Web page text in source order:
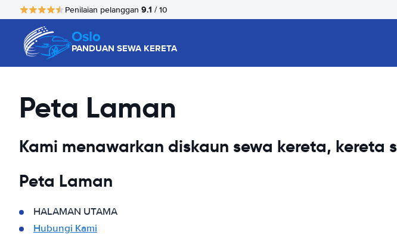
Penilaian pelanggan 9.1 / 10
Oslo
PANDUAN SEWA KERETA
Peta Laman
Kami menawarkan diskaun sewa kereta,
Peta Laman
HALAMAN UTAMA
Hubungi Kami